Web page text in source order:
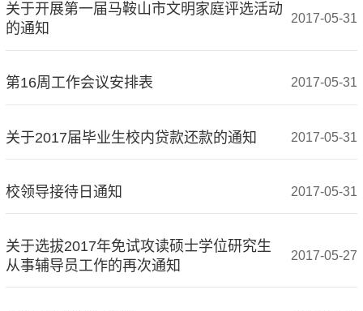
关于开展第一届马鞍山市文明家庭评选活动
的通知
2017-05-31
第16周工作会议安排表 2017-05-31
关于2017届毕业生校内贷款还款的通知 2017-05-31
校领导接待日通知 2017-05-31
关于选拔2017年免试攻读硕士学位研究生
从事辅导员工作的再次通知
2017-05-27